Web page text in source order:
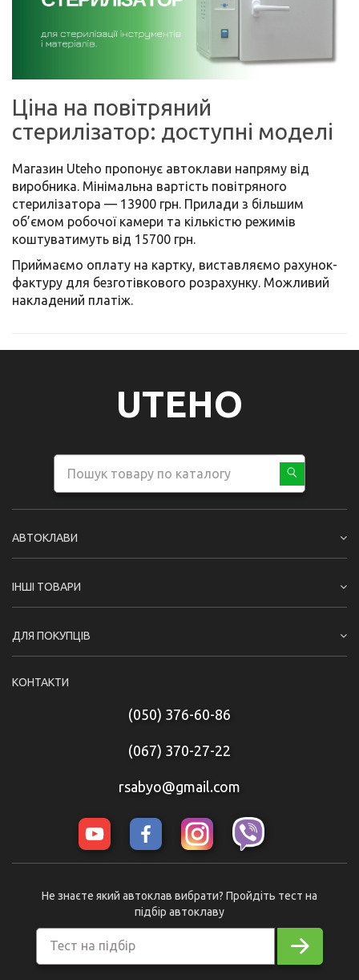
Ціна на повітряний
стерилізатор: доступні моделі
Магазин Uteho пропонує автоклави напряму від
виробника. Мінімальна вартість повітряного
стерилізатора — 13900 грн. Прилади з більшим
об’ємом робочої камери та кількістю режимів
коштуватимуть від 15700 грн.
Приймаємо оплату на картку, виставляємо рахунок-
фактуру для безготівкового розрахунку. Можливий
накладений платіж.
UTEHO
АВТОКЛАВИ
ІНШІ ТОВАРИ
ДЛЯ ПОКУПЦІВ
КОНТАКТИ
(050) 376-60-86
(067) 370-27-22
rsabyo@gmail.com
Тест на підбір
Не знаєте який автоклав вибрати? Пройдіть тест на
підбір автоклаву